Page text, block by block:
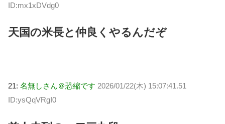
ID:mx1xDVdg0
天国の米長と仲良くやるんだぞ
21: 名無しさん＠恐縮です 2026/01/22(木) 15:07:41.51
ID:ysQqVRgI0